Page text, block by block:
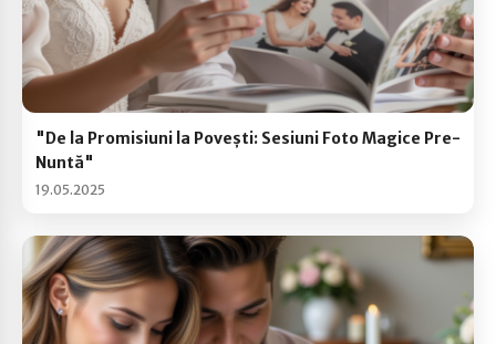
"De la Promisiuni la Povești: Sesiuni Foto Magice Pre-
Nuntă"
19.05.2025